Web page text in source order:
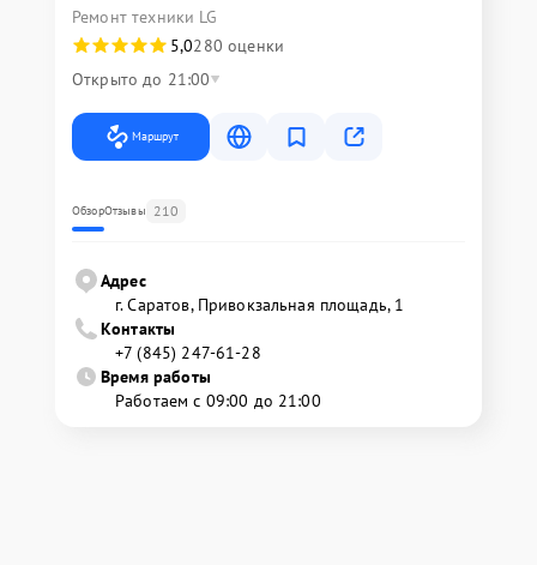
Ремонт техники LG
5,0280 оценки
Открыто до 21:00
Маршрут
ОбзорОтзывы 210
Адрес
г. Саратов, Привокзальная площадь, 1
Контакты
+7 (845) 247-61-28
Время работы
Работаем с 09:00 до 21:00